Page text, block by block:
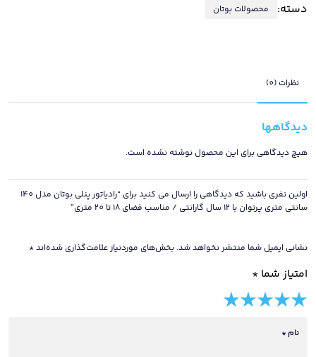
بوتان
متری
پرتوان
12
سال
/
مناسب
18
20
متری
عدد
دسته: محصولات بوتان
نظرات (0)
دیدگاهها
هیچ دیدگاهی برای این محصول نوشته نشده است.
اولین نفری باشید که دیدگاهی را ارسال می کنید برای “رادیاتور پنلی بوتان مدل 140
سانتی متری پرتوان با 12 سال گارانتی / مناسب فضای 18 تا 20 متری”
نشانی ایمیل شما منتشر نخواهد شد. بخش‌های موردنیاز علامت‌گذاری شده‌اند *
امتیاز شما *
1 of
stars
2 of
stars
3 of
4 of
5 of
نام *